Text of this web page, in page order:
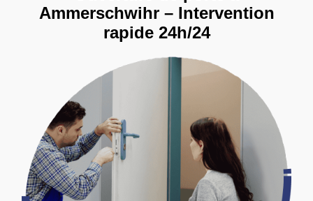
Ammerschwihr – Intervention
rapide 24h/24